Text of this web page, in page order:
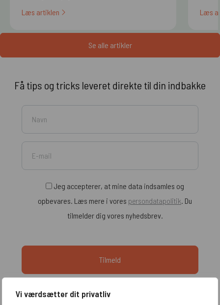
Vi værdsætter dit privatliv
Læs artiklen Læs
Se alle artikler
Få tips og tricks leveret direkte til din indbakke
Jeg accepterer, at mine data indsamles og
opbevares. Læs mere i vores persondatapolitik. Du
tilmelder dig vores nyhedsbrev.